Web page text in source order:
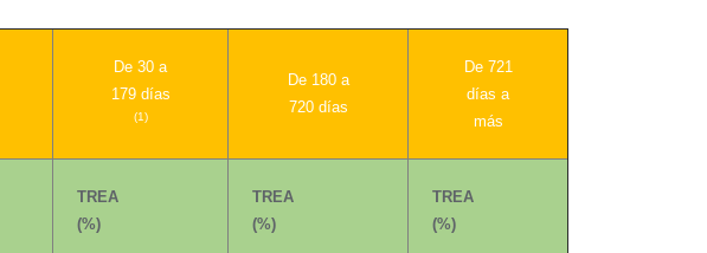
De 30 a
179 días
(1)
De 180 a
720 días
De 721
días a
más
TREA
(%)
TREA
(%)
TREA
(%)